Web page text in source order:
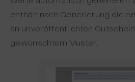
enthält nach Generierung die
an unveröffentlichten
gewünschtem Muster.